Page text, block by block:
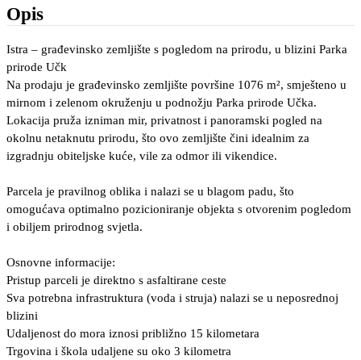
Opis
Istra – građevinsko zemljište s pogledom na prirodu, u blizini Parka
prirode Učk
Na prodaju je građevinsko zemljište površine 1076 m², smješteno u
mirnom i zelenom okruženju u podnožju Parka prirode Učka.
Lokacija pruža izniman mir, privatnost i panoramski pogled na
okolnu netaknutu prirodu, što ovo zemljište čini idealnim za
izgradnju obiteljske kuće, vile za odmor ili vikendice.
Parcela je pravilnog oblika i nalazi se u blagom padu, što
omogućava optimalno pozicioniranje objekta s otvorenim pogledom
i obiljem prirodnog svjetla.
Osnovne informacije:
Pristup parceli je direktno s asfaltirane ceste
Sva potrebna infrastruktura (voda i struja) nalazi se u neposrednoj
blizini
Udaljenost do mora iznosi približno 15 kilometara
Trgovina i škola udaljene su oko 3 kilometra